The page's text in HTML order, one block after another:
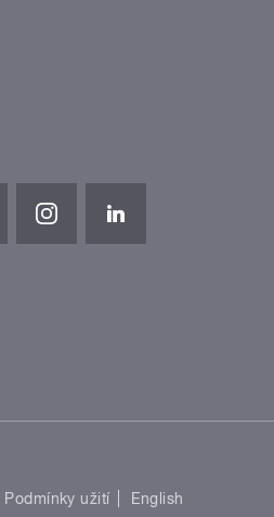
Podmínky užití
English